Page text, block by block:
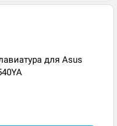
для Asus